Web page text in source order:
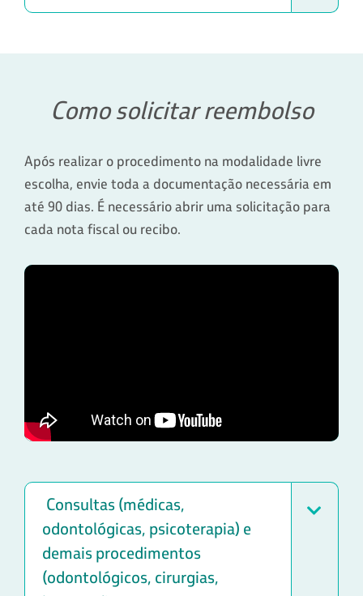
Como solicitar reembolso
Após realizar o procedimento na modalidade livre
escolha, envie toda a documentação necessária em
até 90 dias. É necessário abrir uma solicitação para
cada nota fiscal ou recibo.
Consultas (médicas,
odontológicas, psicoterapia) e
demais procedimentos
(odontológicos, cirurgias,